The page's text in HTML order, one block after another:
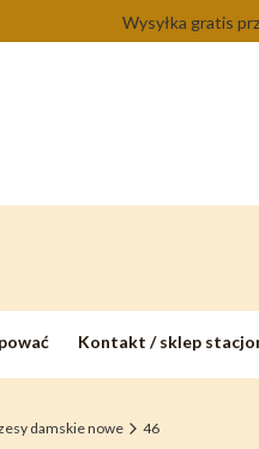
Wysyłka gratis
Kontakt / sklep
damskie nowe 46